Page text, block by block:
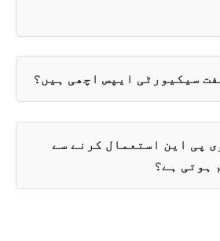
پی این استعمال کرنے سے
ہوتی ہے؟